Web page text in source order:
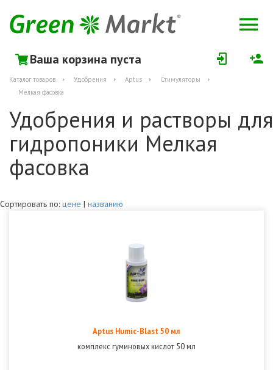
Ваша корзина пуста
Каталог товаров Удобрения Aptus
Стимуляторы
Мелкая фасовка
Удобрения и растворы для
гидропоники Мелкая
фасовка
Сортировать по: цене | названию
Aptus Humic-Blast 50 мл
комплекс гуминовых кислот 50 мл